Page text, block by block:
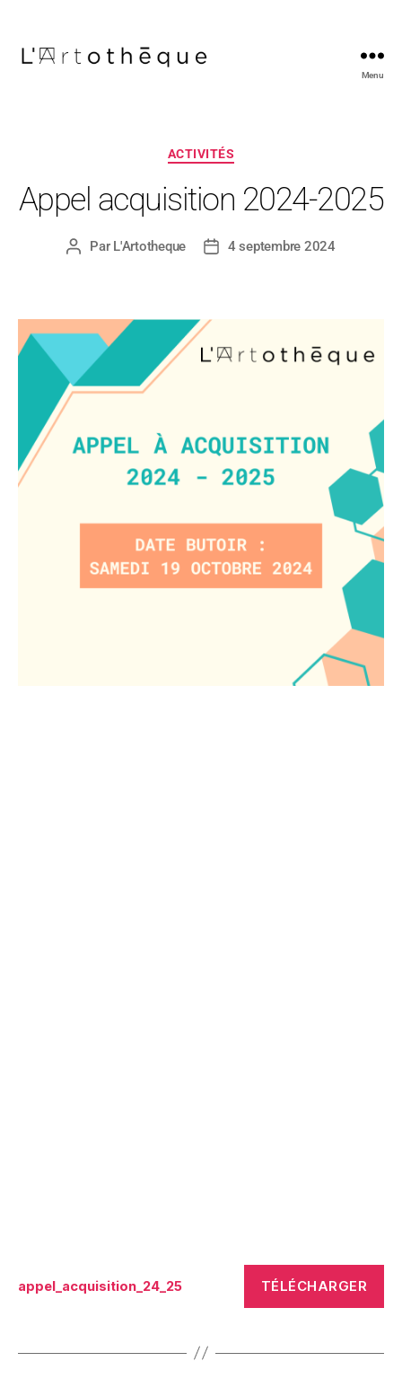
Menu
Catégories
ACTIVITÉS
Appel acquisition 2024-2025
Auteur
Par L'Artotheque
Date4 septembre 2024
appel_acquisition_24_25 TÉLÉCHARGER